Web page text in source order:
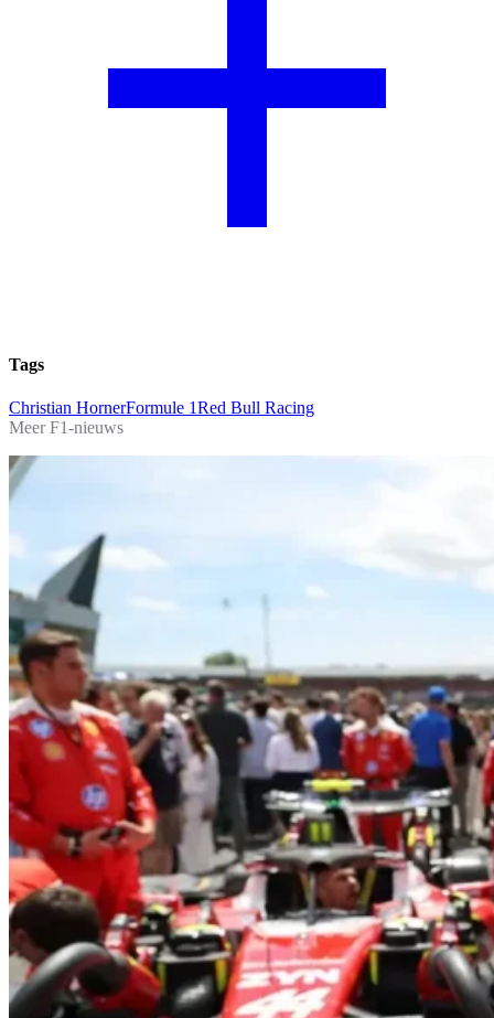
Tags
Christian HornerFormule 1Red Bull Racing
Meer F1-nieuws